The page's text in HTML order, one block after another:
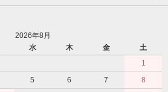
2026年8月
水 木 金
土
1
5 6 7
8